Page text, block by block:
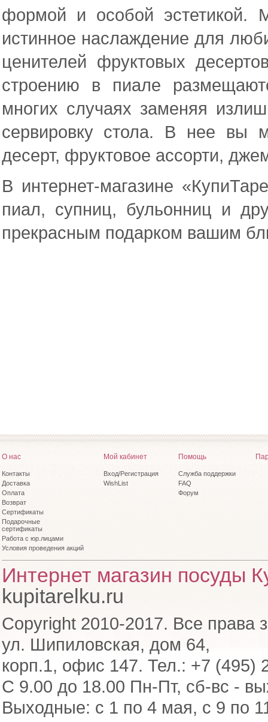
формой и особой эстетикой.
истинное наслаждение для
ценителей фруктовых
строению в пиале
многих случаях заменяя
сервировку стола. В нее вы
десерт, фруктовое ассорти,
В интернет-магазине
пиал, супниц, бульонниц и
прекрасным подарком вашим
О нас
Контакты
Доставка
Оплата
Возврат
Сертификаты
Подарочные
сертификаты
Работа с юр.лицами
Условия проведения акций
Мой кабинет
Вход/Регистрация
WishList
Помощь
Служба поддержки
FAQ
Форум
Интернет магазин посуды
kupitarelku.ru
Copyright 2010-2017. Все права
ул. Шипиловская, дом 64,
корп.1, офис 147. Тел.: +7 (495)
С 9.00 до 18.00 Пн-Пт, сб-вс -
Выходные: с 1 по 4 мая, с 9 по